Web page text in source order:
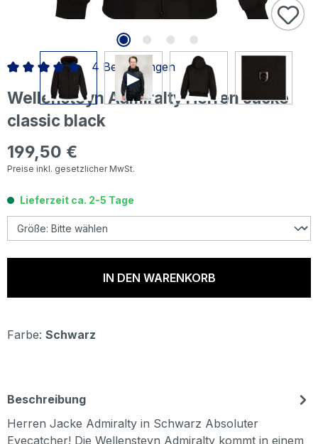
Wellensteyn Admiralty Herren Jacke
classic black
Regulärer Preis:
199,50 €
Preise inkl. gesetzlicher MwSt.
Durchschnittliche Bewertung von 5 von 5 Sternen
4 Bewertungen
Lieferzeit ca. 2-5 Tage
IN DEN WARENKORB
Farbe: Schwarz
Beschreibung
Herren Jacke Admiralty in Schwarz Absoluter
Eyecatcher! Die Wellensteyn Admiralty kommt in einem